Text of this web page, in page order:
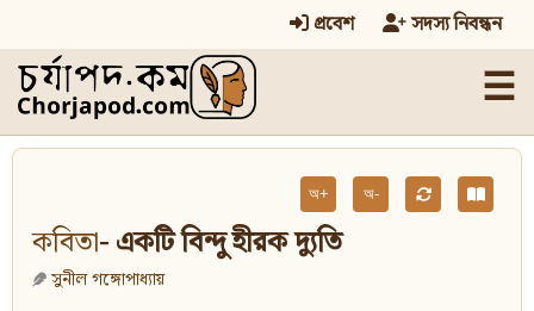
প্রবেশ সদস্য নিবন্ধন
☰
অ+ অ-
কবিতা- একটি বিন্দু হীরক দ্যুতি
সুনীল গঙ্গোপাধ্যায়